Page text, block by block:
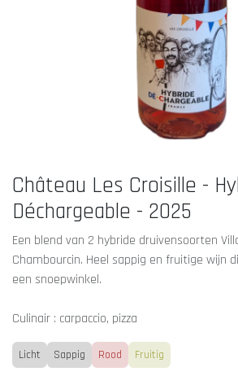
Château Les Croisille -
Déchargeable - 2025
Een blend van 2 hybride druivensoorten
Chambourcin. Heel sappig en fruitige wijn
een snoepwinkel.
Culinair : carpaccio, pizza
Licht Sappig Rood Fruitig